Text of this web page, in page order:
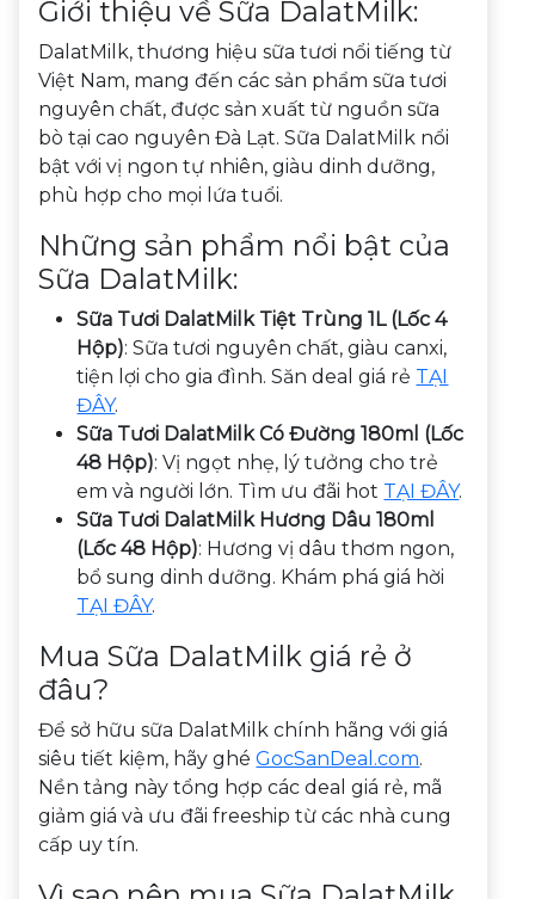
Giới thiệu về Sữa DalatMilk:
DalatMilk, thương hiệu sữa tươi nổi tiếng từ
Việt Nam, mang đến các sản phẩm sữa tươi
nguyên chất, được sản xuất từ nguồn sữa
bò tại cao nguyên Đà Lạt. Sữa DalatMilk nổi
bật với vị ngon tự nhiên, giàu dinh dưỡng,
phù hợp cho mọi lứa tuổi.
Những sản phẩm nổi bật của
Sữa DalatMilk:
Sữa Tươi DalatMilk Tiệt Trùng 1L (Lốc 4
Hộp): Sữa tươi nguyên chất, giàu canxi,
tiện lợi cho gia đình. Săn deal giá rẻ TẠI
ĐÂY.
Sữa Tươi DalatMilk Có Đường 180ml (Lốc
48 Hộp): Vị ngọt nhẹ, lý tưởng cho trẻ
em và người lớn. Tìm ưu đãi hot TẠI ĐÂY.
Sữa Tươi DalatMilk Hương Dâu 180ml
(Lốc 48 Hộp): Hương vị dâu thơm ngon,
bổ sung dinh dưỡng. Khám phá giá hời
TẠI ĐÂY.
Mua Sữa DalatMilk giá rẻ ở
đâu?
Để sở hữu sữa DalatMilk chính hãng với giá
siêu tiết kiệm, hãy ghéGocSanDeal.com.
Nền tảng này tổng hợp các deal giá rẻ, mã
giảm giá và ưu đãi freeship từ các nhà cung
cấp uy tín.